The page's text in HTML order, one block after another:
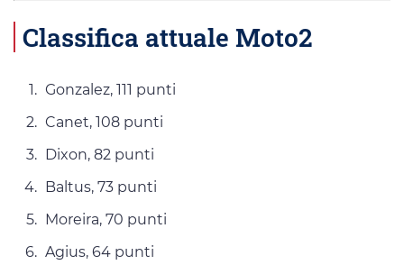
Classifica attuale Moto2
Gonzalez, 111 punti
Canet, 108 punti
Dixon, 82 punti
Baltus, 73 punti
Moreira, 70 punti
Agius, 64 punti